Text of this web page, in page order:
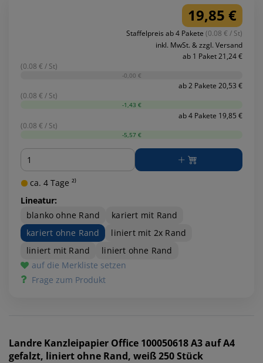
19,85 €
Staffelpreis ab 4 Pakete (0.08 € / St)
inkl. MwSt. & zzgl. Versand
ab 1 Paket 21,24 €
(0.08 € / St)
-0,00 €
ab 2 Pakete 20,53 €
(0.08 € / St)
-1,43 €
ab 4 Pakete 19,85 €
(0.08 € / St)
-5,57 €
Menge
ca. 4 Tage ²⁾
Lineatur:
blanko ohne Rand
kariert mit Rand
kariert ohne Rand
liniert mit 2x Rand
liniert mit Rand
liniert ohne Rand
auf die Merkliste setzen
Frage zum Produkt
Landre Kanzleipapier Office 100050618 A3 auf A4
gefalzt, liniert ohne Rand, weiß 250 Stück